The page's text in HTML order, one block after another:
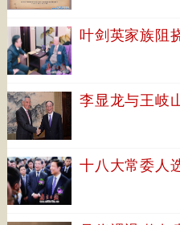
叶剑英家族阻
李显龙与王岐
十八大常委人